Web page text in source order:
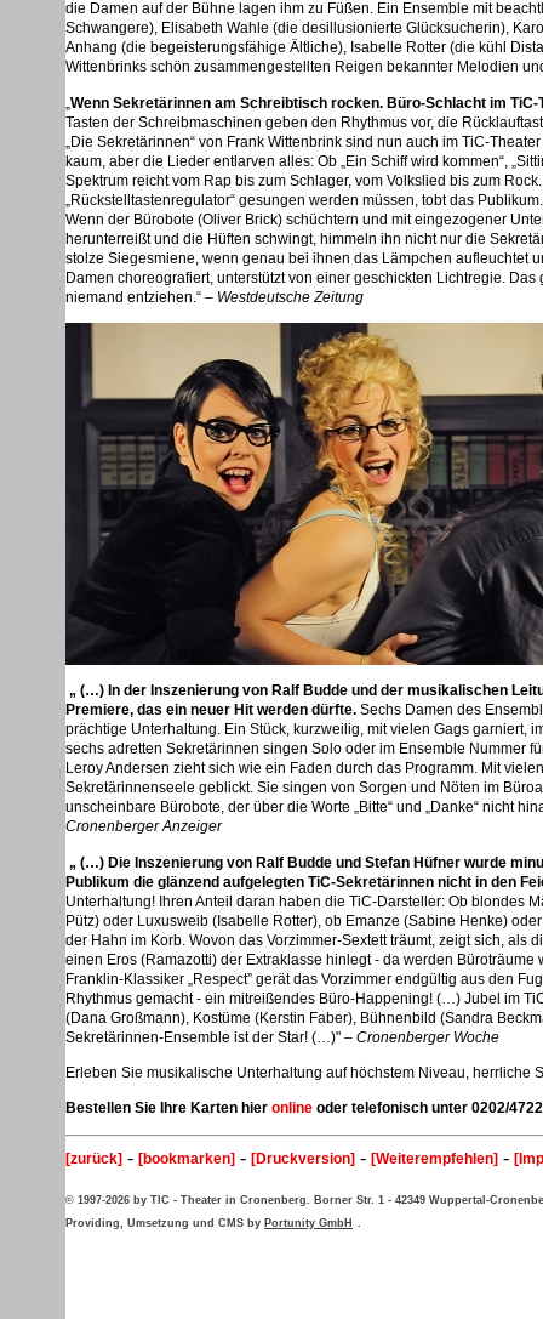
die Damen auf der Bühne lagen ihm zu Füßen. Ein Ensemble mit
Schwangere), Elisabeth Wahle (die desillusionierte Glücksucherin),
Anhang (die begeisterungsfähige Ältliche), Isabelle Rotter (die kühl
Wittenbrinks schön zusammengestellten Reigen bekannter Melodien
Wenn Sekretärinnen am Schreibtisch rocken. Büro-Schlacht im
Tasten der Schreibmaschinen geben den Rhythmus vor, die
„Die Sekretärinnen“ von Frank Wittenbrink sind nun auch im TiC-
kaum, aber die Lieder entlarven alles: Ob „Ein Schiff wird kommen“,
Spektrum reicht vom Rap bis zum Schlager, vom Volkslied bis zum
„Rückstelltastenregulator“ gesungen werden müssen, tobt das
Wenn der Bürobote (Oliver Brick) schüchtern und mit eingezogener
herunterreißt und die Hüften schwingt, himmeln ihn nicht nur die
stolze Siegesmiene, wenn genau bei ihnen das Lämpchen aufleuchtet
Damen choreografiert, unterstützt von einer geschickten Lichtregie.
niemand entziehen.“ – Westdeutsche Zeitung
„ (…) In der Inszenierung von Ralf Budde und der musikalischen
Premiere, das ein neuer Hit werden dürfte. Sechs Damen des
prächtige Unterhaltung. Ein Stück, kurzweilig, mit vielen Gags
sechs adretten Sekretärinnen singen Solo oder im Ensemble Nummer
Leroy Andersen zieht sich wie ein Faden durch das Programm. Mit
Sekretärinnenseele geblickt. Sie singen von Sorgen und Nöten im
unscheinbare Bürobote, der über die Worte „Bitte“ und „Danke“ nicht
Cronenberger Anzeiger
„ (…) Die Inszenierung von Ralf Budde und Stefan Hüfner wurde
Publikum die glänzend aufgelegten TiC-Sekretärinnen nicht in den
Unterhaltung! Ihren Anteil daran haben die TiC-Darsteller: Ob blondes
Pütz) oder Luxusweib (Isabelle Rotter), ob Emanze (Sabine Henke)
der Hahn im Korb. Wovon das Vorzimmer-Sextett träumt, zeigt sich, als
einen Eros (Ramazotti) der Extraklasse hinlegt - da werden
Franklin-Klassiker „Respect” gerät das Vorzimmer endgültig aus den
Rhythmus gemacht - ein mitreißendes Büro-Happening! (…) Jubel im
(Dana Großmann), Kostüme (Kerstin Faber), Bühnenbild (Sandra
Sekretärinnen-Ensemble ist der Star! (…)" – Cronenberger Woche
Erleben Sie musikalische Unterhaltung auf höchstem Niveau,
Bestellen Sie Ihre Karten hier online oder telefonisch unter 0202/
[zurück] - [bookmarken] - [Druckversion] - [Weiterempfehlen] -
© 1997-2026 by TIC - Theater in Cronenberg. Borner Str. 1 - 42349 Wuppertal-
Providing, Umsetzung und CMS by Portunity GmbH